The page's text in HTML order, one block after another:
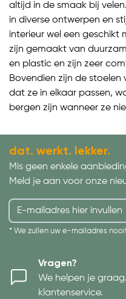
altijd in de smaak bij
in diverse ontwerpen en
interieur wel een geschikt
zijn gemaakt van
en plastic en zijn zeer
Bovendien zijn de
dat ze in elkaar passen,
bergen zijn wanneer ze
dat. werkt. lekker.
Mis geen enkele
Meld je aan voor onze
* We zullen uw e-mailadres
Vragen?
We helpen je
klantenservice.